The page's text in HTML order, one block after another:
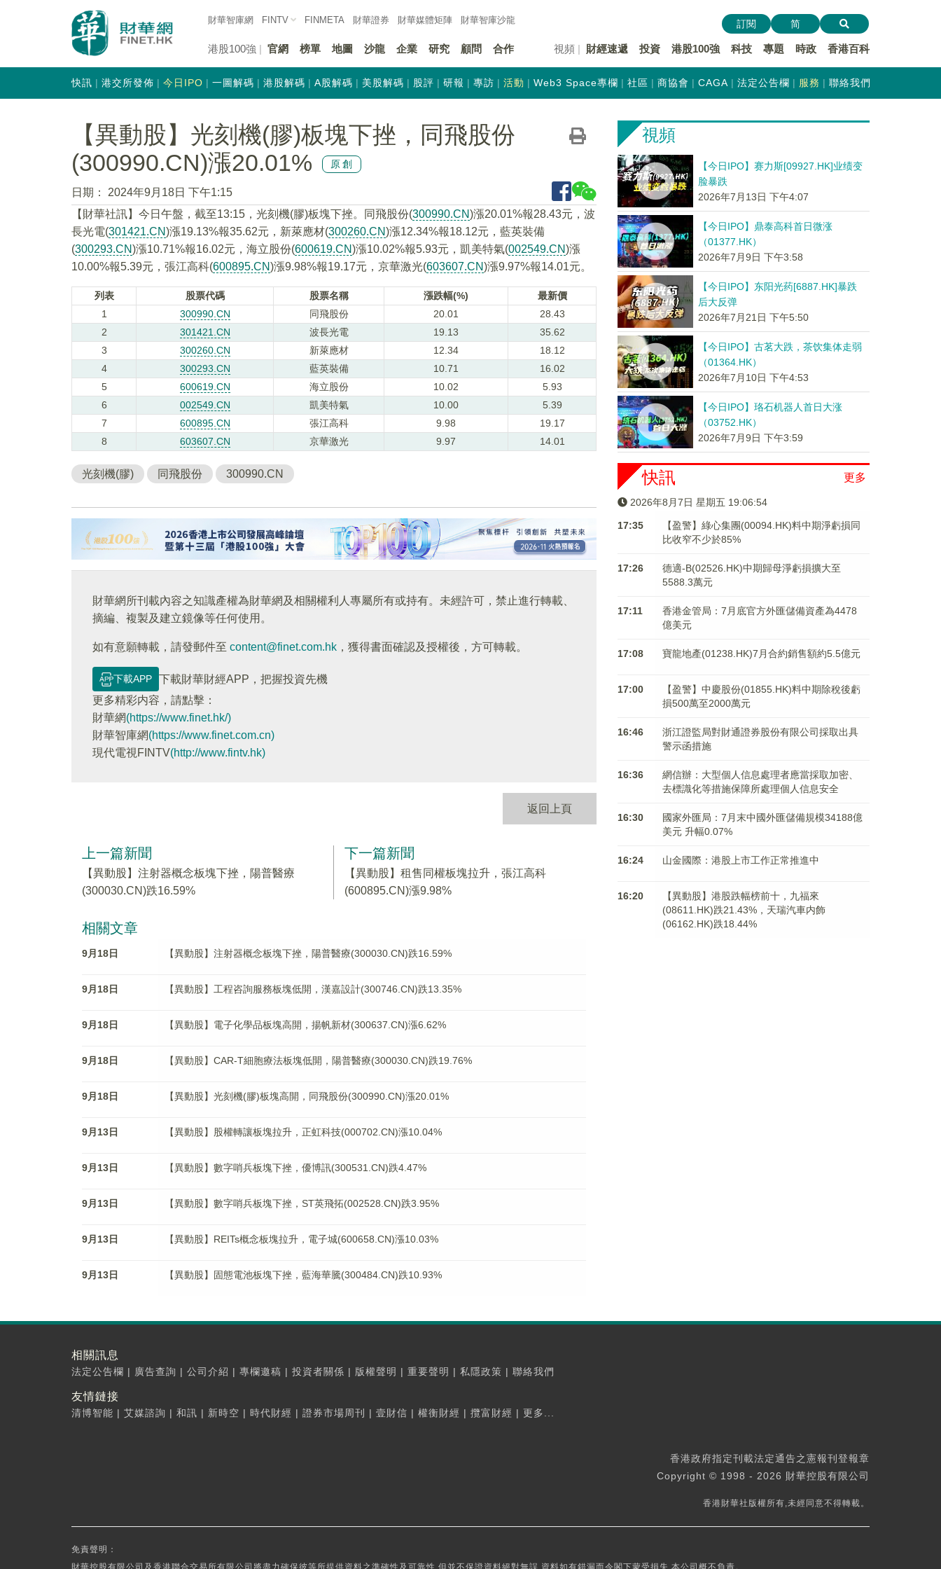
財華智庫網 FINTV FINMETA 財華證券 財華媒體矩陣 財華智庫沙龍
港股100強 官網 榜單 地圖 沙龍 企業 研究 顧問 合作 視頻 財經速遞 投資 港股100強 科技 專題 時政 香港百科
訂閱 简
快訊 港交所發佈 今日IPO 一圖解碼 港股解碼 A股解碼 美股解碼 股評 研報 專訪 活動 Web3 Space專欄 社區 商協會 CAGA 法定公告欄 服務 聯絡我們
【異動股】光刻機(膠)板塊下挫，同飛股份
(300990.CN)漲20.01%
原創
日期：
2024年9月18日 下午1:15
【財華社訊】今日午盤，截至13:15，光刻機(膠)板塊下挫。同飛股份(300990.CN)漲20.01%報28.43元，波
長光電(301421.CN)漲19.13%報35.62元，新萊應材(300260.CN)漲12.34%報18.12元，藍英裝備
(300293.CN)漲10.71%報16.02元，海立股份(600619.CN)漲10.02%報5.93元，凱美特氣(002549.CN)漲
10.00%報5.39元，張江高科(600895.CN)漲9.98%報19.17元，京華激光(603607.CN)漲9.97%報14.01元。
列表 股票代碼 股票名稱 漲跌幅(%)
最新價
1
300990.CN 同飛股份 20.01
28.43
2
301421.CN 波長光電 19.13
35.62
3
300260.CN 新萊應材 12.34
18.12
4
300293.CN 藍英裝備 10.71
16.02
5
600619.CN 海立股份 10.02
5.93
6
002549.CN 凱美特氣 10.00
5.39
7
600895.CN 張江高科 9.98
19.17
8
603607.CN 京華激光 9.97 14.01
光刻機(膠) 同飛股份 300990.CN
財華網所刊載內容之知識產權為財華網及相關權利人專屬所有或持有。未經許可，禁止進行轉載、
摘編、複製及建立鏡像等任何使用。
如有意願轉載，請發郵件至 content@finet.com.hk ，獲得書面確認及授權後，方可轉載。
下載APP
下載財華財經APP，把握投資先機
更多精彩内容，請點擊：
財華網(https://www.finet.hk/)
財華智庫網(https://www.finet.com.cn)
現代電視FINTV(http://www.fintv.hk)
返回上頁
上一篇新聞
【異動股】注射器概念板塊下挫，陽普醫療
(300030.CN)跌16.59%
下一篇新聞
【異動股】租售同權板塊拉升，張江高科
(600895.CN)漲9.98%
相關文章
9月18日 【異動股】注射器概念板塊下挫，陽普醫療(300030.CN)跌16.59%
9月18日 【異動股】工程咨詢服務板塊低開，漢嘉設計(300746.CN)跌13.35%
9月18日 【異動股】電子化學品板塊高開，揚帆新材(300637.CN)漲6.62%
9月18日 【異動股】CAR-T細胞療法板塊低開，陽普醫療(300030.CN)跌19.76%
9月18日 【異動股】光刻機(膠)板塊高開，同飛股份(300990.CN)漲20.01%
9月13日 【異動股】股權轉讓板塊拉升，正虹科技(000702.CN)漲10.04%
9月13日 【異動股】數字哨兵板塊下挫，優博訊(300531.CN)跌4.47%
9月13日 【異動股】數字哨兵板塊下挫，ST英飛拓(002528.CN)跌3.95%
9月13日 【異動股】REITs概念板塊拉升，電子城(600658.CN)漲10.03%
9月13日 【異動股】固態電池板塊下挫，藍海華騰(300484.CN)跌10.93%
視頻
【今日IPO】赛力斯[09927.HK]业绩变
脸暴跌
2026年7月13日 下午4:07
【今日IPO】鼎泰高科首日微涨
（01377.HK）
2026年7月9日 下午3:58
【今日IPO】东阳光药[6887.HK]暴跌
后大反弹
2026年7月21日 下午5:50
【今日IPO】古茗大跌，茶饮集体走弱
（01364.HK）
2026年7月10日 下午4:53
【今日IPO】珞石机器人首日大涨
（03752.HK）
2026年7月9日 下午3:59
更多
快訊
2026年8月7日 星期五 19:06:54
17:35
【盈警】綠心集團(00094.HK)料中期淨虧損同
比收窄不少於85%
17:26
德適-B(02526.HK)中期歸母淨虧損擴大至
5588.3萬元
17:11
香港金管局：7月底官方外匯儲備資產為4478
億美元
17:08 寶龍地產(01238.HK)7月合約銷售額約5.5億元
17:00
【盈警】中慶股份(01855.HK)料中期除稅後虧
損500萬至2000萬元
16:46
浙江證監局對財通證券股份有限公司採取出具
警示函措施
16:36
網信辦：大型個人信息處理者應當採取加密、
去標識化等措施保障所處理個人信息安全
16:30
國家外匯局：7月末中國外匯儲備規模34188億
美元 升幅0.07%
16:24 山金國際：港股上市工作正常推進中
16:20
【異動股】港股跌幅榜前十，九福來
(08611.HK)跌21.43%，天瑞汽車内飾
(06162.HK)跌18.44%
相關訊息
法定公告欄 | 廣告查詢 | 公司介紹 | 專欄邀稿 | 投資者關係 | 版權聲明 | 重要聲明 | 私隱政策 | 聯絡我們
友情鏈接
清博智能 | 艾媒諮詢 | 和訊 | 新時空 | 時代財經 | 證券市場周刊 | 壹財信 | 權衡財經 | 攬富財經 | 更多...
香港政府指定刊載法定通告之憲報刊登報章
Copyright © 1998 - 2026 財華控股有限公司
香港財華社版權所有,未經同意不得轉載。
免責聲明：